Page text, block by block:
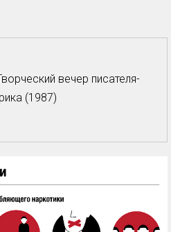
вечер писателя-
(1987)